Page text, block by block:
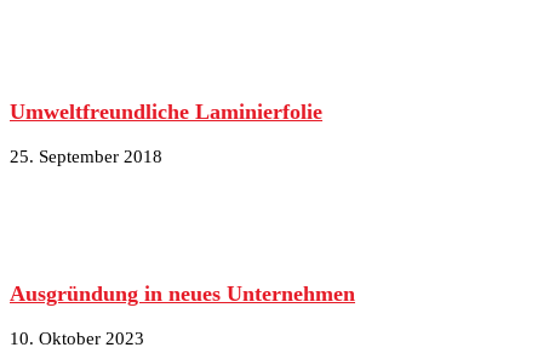
Umweltfreundliche Laminierfolie
25. September 2018
Ausgründung in neues Unternehmen
10. Oktober 2023